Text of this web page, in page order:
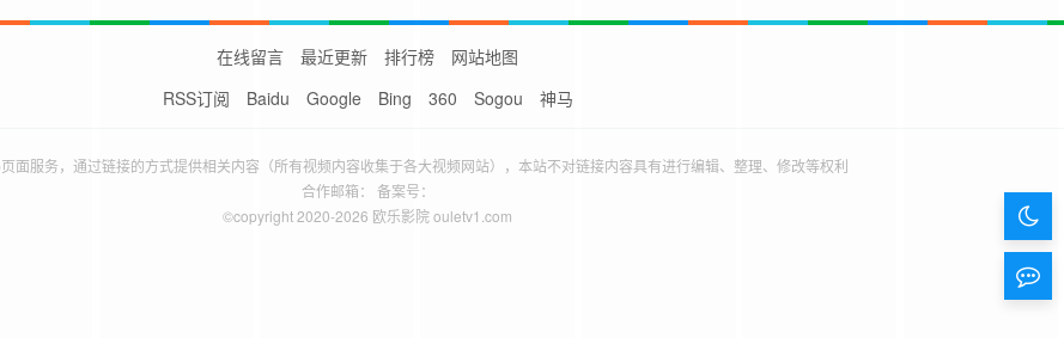
暗
色留
在线留言 最近更新 排行榜
网站地图
RSS订阅
Baidu Google Bing 360 Sogou 神马
面服务，通过链接的方式提供相关内容（所有视频内容收集于各大视频网站），本站不对链接内容具有进行编辑、整理、修改等权利
合作邮箱： 备案号：
©copyright 2020-2026 欧乐影院 ouletv1.com